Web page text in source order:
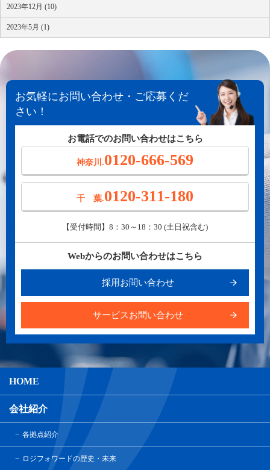
2023年12月 (10)
2023年5月 (1)
お気軽にお問い合わせ・ご応募くだ
さい！
お電話でのお問い合わせはこちら
神奈川.0120-666-569
千 葉.0120-311-180
【受付時間】8：30～18：30 (土日祝含む)
Webからのお問い合わせはこちら
採用お問い合わせ
サービスお問い合わせ
HOME
会社紹介
各拠点紹介
ロジフォワードの歴史・未来